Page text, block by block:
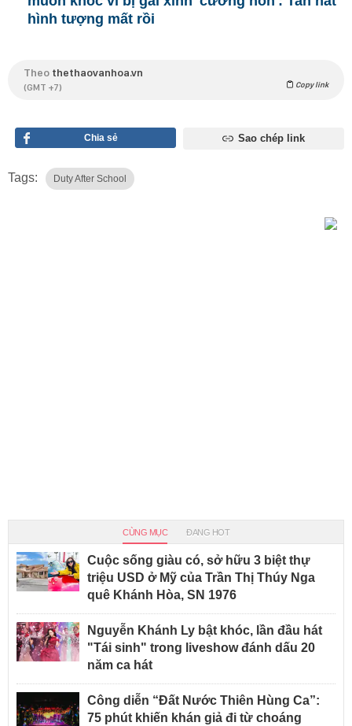
hình tượng mất rồi
Theo thethaovanhoa.vn
(GMT +7) Copy link
Chia sẻ Sao chép link
Tags: Duty After School
CÙNG MỤC ĐANG HOT
Cuộc sống giàu có, sở hữu 3 biệt thự
triệu USD ở Mỹ của Trần Thị Thúy Nga
quê Khánh Hòa, SN 1976
Nguyễn Khánh Ly bật khóc, lần đầu hát
"Tái sinh" trong liveshow đánh dấu 20
năm ca hát
Công diễn “Đất Nước Thiên Hùng Ca”:
75 phút khiến khán giả đi từ choáng